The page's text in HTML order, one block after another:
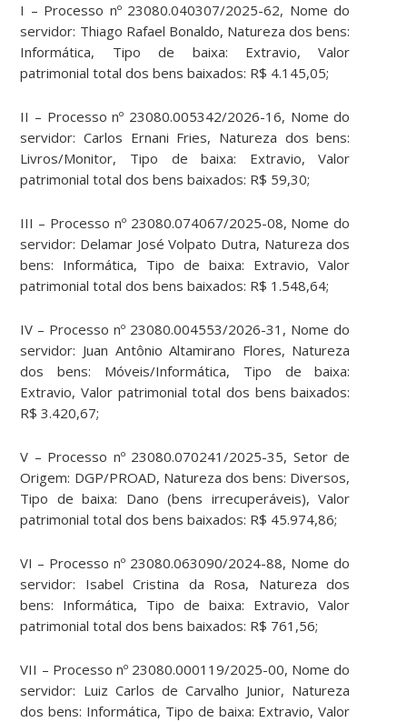
I – Processo nº 23080.040307/2025-62, Nome do
servidor: Thiago Rafael Bonaldo, Natureza dos bens:
Informática, Tipo de baixa: Extravio, Valor
patrimonial total dos bens baixados: R$ 4.145,05;
II – Processo nº 23080.005342/2026-16, Nome do
servidor: Carlos Ernani Fries, Natureza dos bens:
Livros/Monitor, Tipo de baixa: Extravio, Valor
patrimonial total dos bens baixados: R$ 59,30;
III – Processo nº 23080.074067/2025-08, Nome do
servidor: Delamar José Volpato Dutra, Natureza dos
bens: Informática, Tipo de baixa: Extravio, Valor
patrimonial total dos bens baixados: R$ 1.548,64;
IV – Processo nº 23080.004553/2026-31, Nome do
servidor: Juan Antônio Altamirano Flores, Natureza
dos bens: Móveis/Informática, Tipo de baixa:
Extravio, Valor patrimonial total dos bens baixados:
R$ 3.420,67;
V – Processo nº 23080.070241/2025-35, Setor de
Origem: DGP/PROAD, Natureza dos bens: Diversos,
Tipo de baixa: Dano (bens irrecuperáveis), Valor
patrimonial total dos bens baixados: R$ 45.974,86;
VI – Processo nº 23080.063090/2024-88, Nome do
servidor: Isabel Cristina da Rosa, Natureza dos
bens: Informática, Tipo de baixa: Extravio, Valor
patrimonial total dos bens baixados: R$ 761,56;
VII – Processo nº 23080.000119/2025-00, Nome do
servidor: Luiz Carlos de Carvalho Junior, Natureza
dos bens: Informática, Tipo de baixa: Extravio, Valor